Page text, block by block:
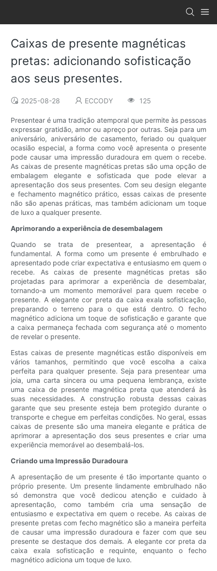
Caixas de presente magnéticas
pretas: adicionando sofisticação
aos seus presentes.
2025-08-28 ECCODY 125
Presentear é uma tradição atemporal que permite às pessoas
expressar gratidão, amor ou apreço por outras. Seja para um
aniversário, aniversário de casamento, feriado ou qualquer
ocasião especial, a forma como você apresenta o presente
pode causar uma impressão duradoura em quem o recebe.
As caixas de presente magnéticas pretas são uma opção de
embalagem elegante e sofisticada que pode elevar a
apresentação dos seus presentes. Com seu design elegante
e fechamento magnético prático, essas caixas de presente
não são apenas práticas, mas também adicionam um toque
de luxo a qualquer presente.
Aprimorando a experiência de desembalagem
Quando se trata de presentear, a apresentação é
fundamental. A forma como um presente é embrulhado e
apresentado pode criar expectativa e entusiasmo em quem o
recebe. As caixas de presente magnéticas pretas são
projetadas para aprimorar a experiência de desembalar,
tornando-a um momento memorável para quem recebe o
presente. A elegante cor preta da caixa exala sofisticação,
preparando o terreno para o que está dentro. O fecho
magnético adiciona um toque de sofisticação e garante que
a caixa permaneça fechada com segurança até o momento
de revelar o presente.
Estas caixas de presente magnéticas estão disponíveis em
vários tamanhos, permitindo que você escolha a caixa
perfeita para qualquer presente. Seja para presentear uma
joia, uma carta sincera ou uma pequena lembrança, existe
uma caixa de presente magnética preta que atenderá às
suas necessidades. A construção robusta dessas caixas
garante que seu presente esteja bem protegido durante o
transporte e chegue em perfeitas condições. No geral, essas
caixas de presente são uma maneira elegante e prática de
aprimorar a apresentação dos seus presentes e criar uma
experiência memorável ao desembalá-los.
Criando uma Impressão Duradoura
A apresentação de um presente é tão importante quanto o
próprio presente. Um presente lindamente embrulhado não
só demonstra que você dedicou atenção e cuidado à
apresentação, como também cria uma sensação de
entusiasmo e expectativa em quem o recebe. As caixas de
presente pretas com fecho magnético são a maneira perfeita
de causar uma impressão duradoura e fazer com que seu
presente se destaque dos demais. A elegante cor preta da
caixa exala sofisticação e requinte, enquanto o fecho
magnético adiciona um toque de luxo.